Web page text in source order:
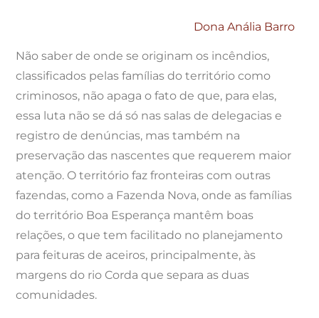
Dona Anália Barro
Não saber de onde se originam os incêndios,
classificados pelas famílias do território como
criminosos, não apaga o fato de que, para elas,
essa luta não se dá só nas salas de delegacias e
registro de denúncias, mas também na
preservação das nascentes que requerem maior
atenção. O território faz fronteiras com outras
fazendas, como a Fazenda Nova, onde as famílias
do território Boa Esperança mantêm boas
relações, o que tem facilitado no planejamento
para feituras de aceiros, principalmente, às
margens do rio Corda que separa as duas
comunidades.